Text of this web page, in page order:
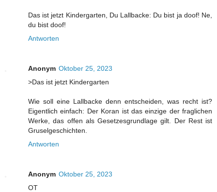
Das ist jetzt Kindergarten, Du Lallbacke: Du bist ja doof! Ne,
du bist doof!
Antworten
Anonym Oktober 25, 2023
>Das ist jetzt Kindergarten
Wie soll eine Lallbacke denn entscheiden, was recht ist?
Eigentlich einfach: Der Koran ist das einzige der fraglichen
Werke, das offen als Gesetzesgrundlage gilt. Der Rest ist
Gruselgeschichten.
Antworten
Anonym Oktober 25, 2023
OT